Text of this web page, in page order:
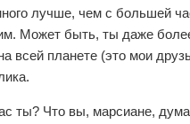
лучше, чем с большей
Может быть, ты даже
всей планете (это мои
ты? Что вы, марсиане,